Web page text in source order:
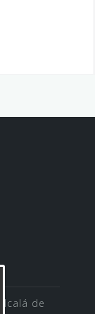
de